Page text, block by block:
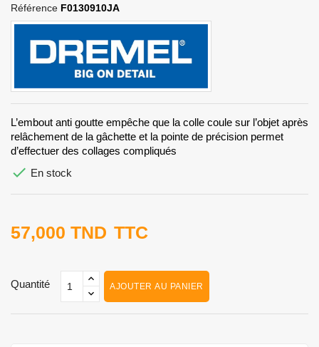
Référence F0130910JA
L’embout anti goutte empêche que la colle coule sur l’objet après
relâchement de la gâchette et la pointe de précision permet
d’effectuer des collages compliqués
 En stock
57,000 TND TTC
Quantité AJOUTER AU PANIER